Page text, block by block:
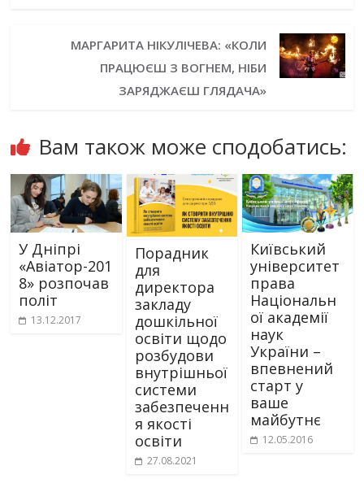
МАРГАРИТА НІКУЛІЧЕВА: «КОЛИ
ПРАЦЮЄШ З ВОГНЕМ, НІБИ
ЗАРЯДЖАЄШ ГЛЯДАЧА»
Вам також може сподобатись:
У Дніпрі
«Авіатор-201
8» розпочав
політ
13.12.2017
Порадник
для
директора
закладу
дошкільної
освіти щодо
розбудови
внутрішньої
системи
забезпеченн
я якості
освіти
27.08.2021
Київський
університет
права
Національн
ої академії
наук
України –
впевнений
старт у
ваше
майбутнє
12.05.2016